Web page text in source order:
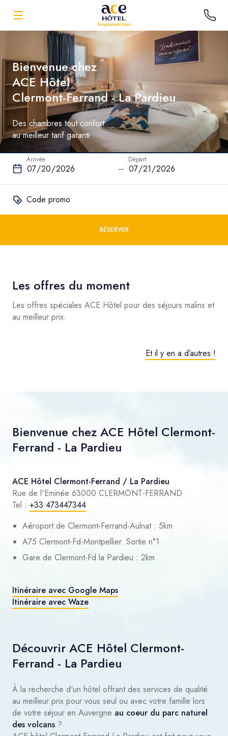
Bienvenue chez
ACE Hôtel
Clermont-Ferrand - La Pardieu
Des chambres tout confort
au meilleur tarif garanti
Arrivée
–
Départ
Code promo
RÉSERVER
Les offres du moment
Les offres spéciales ACE Hôtel pour des séjours malins et
au meilleur prix.
Et il y en a d’autres !
Bienvenue chez ACE Hôtel Clermont-
Ferrand - La Pardieu
ACE Hôtel Clermont-Ferrand / La Pardieu
Rue de l'Eminée 63000 CLERMONT-FERRAND
Tel : +33 473447344
Aéroport de Clermont-Ferrand-Aulnat : 5km
A75 Clermont-Fd-Montpellier. Sortie n°1
Gare de Clermont-Fd la Pardieu : 2km
Itinéraire avec Google Maps
Itinéraire avec Waze
Découvrir ACE Hôtel Clermont-
Ferrand - La Pardieu
À la recherche d'un hôtel offrant des services de qualité
au meilleur prix pour vous seul ou avec votre famille lors
de votre séjour en Auvergne au coeur du parc naturel
des volcans ?